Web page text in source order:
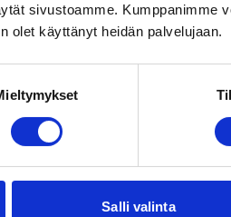
sivustoamme. Kumppanimme
olet käyttänyt heidän palvelujaan.
Salli valinta
kanske